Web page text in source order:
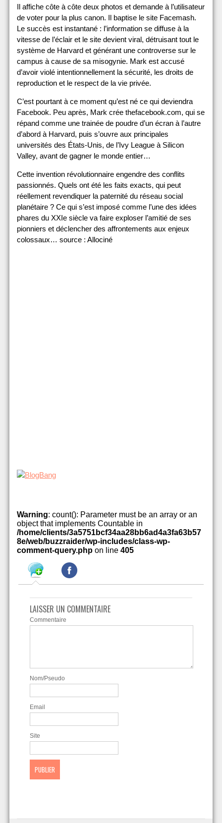
Il affiche côte à côte deux photos et demande à l’utilisateur
de voter pour la plus canon. Il baptise le site Facemash.
Le succès est instantané : l’information se diffuse à la
vitesse de l’éclair et le site devient viral, détruisant tout le
système de Harvard et générant une controverse sur le
campus à cause de sa misogynie. Mark est accusé
d’avoir violé intentionnellement la sécurité, les droits de
reproduction et le respect de la vie privée.
C’est pourtant à ce moment qu’est né ce qui deviendra
Facebook. Peu après, Mark crée thefacebook.com, qui se
répand comme une trainée de poudre d’un écran à l’autre
d’abord à Harvard, puis s’ouvre aux principales
universités des États-Unis, de l’Ivy League à Silicon
Valley, avant de gagner le monde entier…
Cette invention révolutionnaire engendre des conflits
passionnés. Quels ont été les faits exacts, qui peut
réellement revendiquer la paternité du réseau social
planétaire ? Ce qui s’est imposé comme l’une des idées
phares du XXIe siècle va faire exploser l’amitié de ses
pionniers et déclencher des affrontements aux enjeux
colossaux… source : Allociné
Warning: count(): Parameter must be an array or an
object that implements Countable in
/home/clients/3a5751bcf34aa28bb6ad4a3fa63b57
8e/web/buzzraider/wp-includes/class-wp-
comment-query.php on line 405
LAISSER UN COMMENTAIRE
Commentaire
Nom/Pseudo
Email
Site